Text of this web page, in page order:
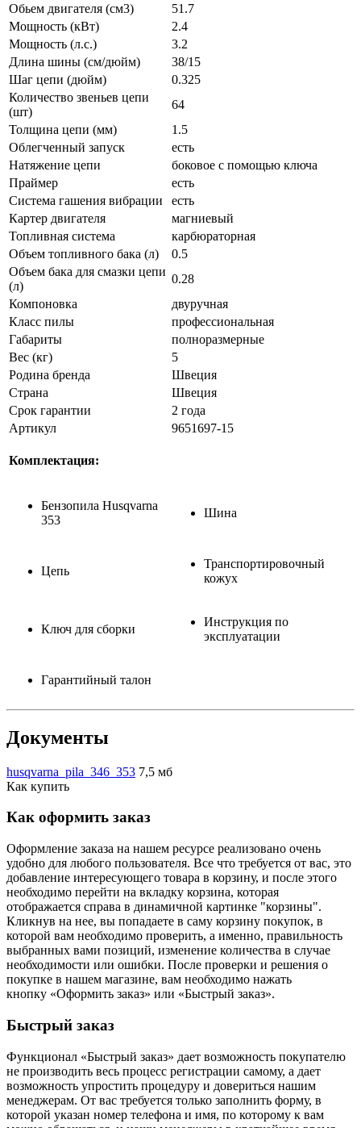
Обьем двигателя (см3)
51.7
Мощность (кВт)
2.4
Мощность (л.с.)
3.2
Длина шины (см/дюйм)
38/15
Шаг цепи (дюйм)
0.325
Количество звеньев цепи
(шт)
64
Толщина цепи (мм)
1.5
Облегченный запуск
есть
Натяжение цепи
боковое с помощью ключа
Праймер
есть
Система гашения вибрации
есть
Картер двигателя
магниевый
Топливная система
карбюраторная
Объем топливного бака (л)
0.5
Объем бака для смазки цепи
(л)
0.28
Компоновка
двуручная
Класс пилы
профессиональная
Габариты
полноразмерные
Вес (кг)
5
Родина бренда
Швеция
Страна
Швеция
Срок гарантии
2 года
Артикул
9651697-15
Комплектация:
Бензопила Husqvarna
353
Шина
Цепь
Транспортировочный
кожух
Ключ для сборки
Инструкция по
эксплуатации
Гарантийный талон
Документы
husqvarna_pila_346_353 7,5 мб
Как купить
Как оформить заказ
Оформление заказа на нашем ресурсе реализовано очень
удобно для любого пользователя. Все что требуется от вас, это
добавление интересующего товара в корзину, и после этого
необходимо перейти на вкладку корзина, которая
отображается справа в динамичной картинке "корзины".
Кликнув на нее, вы попадаете в саму корзину покупок, в
которой вам необходимо проверить, а именно, правильность
выбранных вами позиций, изменение количества в случае
необходимости или ошибки. После проверки и решения о
покупке в нашем магазине, вам необходимо нажать
кнопку «Оформить заказ» или «Быстрый заказ».
Быстрый заказ
Функционал «Быстрый заказ» дает возможность покупателю
не производить весь процесс регистрации самому, а дает
возможность упростить процедуру и довериться нашим
менеджерам. От вас требуется только заполнить форму, в
которой указан номер телефона и имя, по которому к вам